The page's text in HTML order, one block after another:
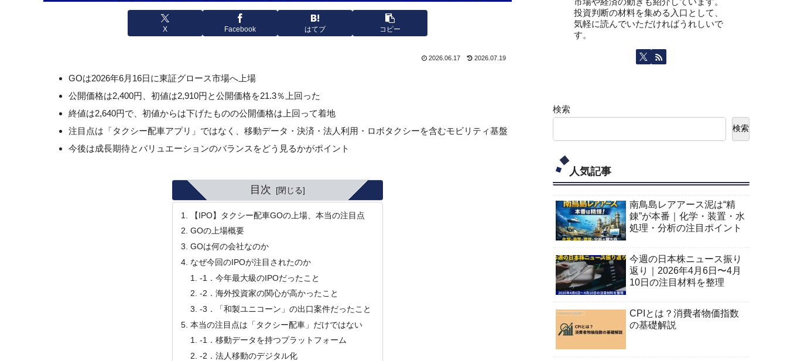
X Facebook はてブ コピー
2026.06.17 2026.07.19
GOは2026年6月16日に東証グロース市場へ上場
公開価格は2,400円、初値は2,910円と公開価格を21.3％上回った
終値は2,640円で、初値からは下げたものの公開価格は上回って着地
注目点は「タクシー配車アプリ」ではなく、移動データ・決済・法人利用・ロボタクシーを含むモビリティ基盤
今後は成長期待とバリュエーションのバランスをどう見るかがポイント
目次
【IPO】タクシー配車GOの上場、本当の注目点
GOの上場概要
GOは何の会社なのか
なぜ今回のIPOが注目されたのか
-1．今年最大級のIPOだったこと
-2．海外投資家の関心が高かったこと
-3．「和製ユニコーン」の出口案件だったこと
本当の注目点は「タクシー配車」だけではない
-1．移動データを持つプラットフォーム
-2．法人移動のデジタル化
投資判断の材料を集める入口として、
気軽に読んでいただければうれしいで
す。
検索
検索
人気記事
南鳥島レアアース泥は“精
錬”が本番｜化学・装置・水
処理・分析の注目ポイント
今週の日本株ニュース振り
返り｜2026年4月6日〜4月
10日の注目材料を整理
CPIとは？消費者物価指数
の基礎解説